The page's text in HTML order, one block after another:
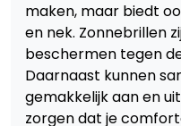
maken, maar biedt
en nek. Zonnebrillen
beschermen tegen
Daarnaast kunnen
gemakkelijk aan en
zorgen dat je